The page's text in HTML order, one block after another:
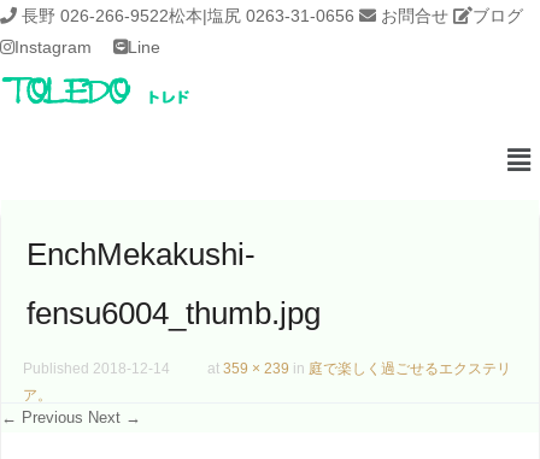
長野 026-266-9522松本|塩尻 0263-31-0656 お問合せ
ブログ
Instagram
Line
EnchMekakushi-
fensu6004_thumb.jpg
Published 2018-12-14 at 359 × 239 in 庭で楽しく過ごせるエクステリ
ア。
← Previous Next →